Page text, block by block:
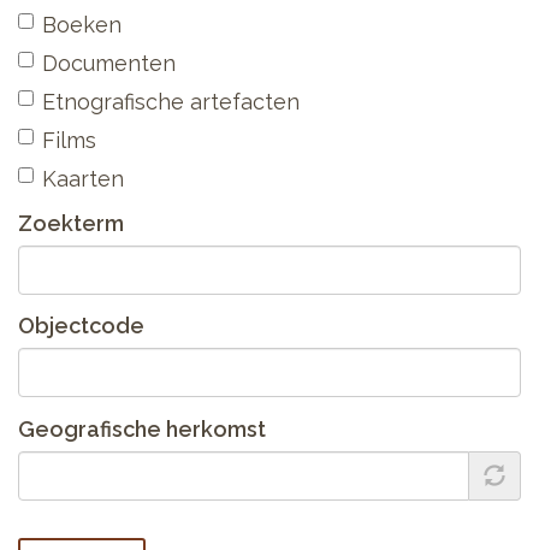
Boeken
Documenten
Etnografische artefacten
Films
Kaarten
Zoekterm
Objectcode
Geografische herkomst